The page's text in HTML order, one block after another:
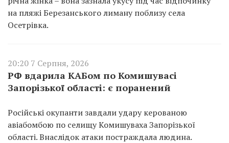
на пляжі Березанського лиману поблизу села
Осетрівка.
20:20 7 Серпня, 2026
РФ вдарила КАБом по Комишувасі
Запорізької області: є поранений
Російські окупанти завдали удару керованою
авіабомбою по селищу Комишуваха Запорізької
області. Внаслідок атаки постраждала людина.